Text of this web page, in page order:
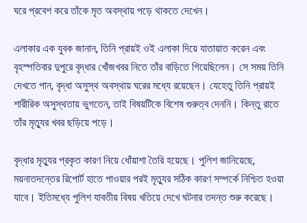
ঘরে প্রবেশ করে তাঁকে মৃত অবস্থায় পড়ে থাকতে দেখেন।
এলাকার এক যুবক জানান, তিনি প্রায়ই ওই এলাকা দিয়ে যাতায়াত করেন এবং
বৃহস্পতিবার দুপুরে বৃদ্ধার খোঁজখবর নিতে তাঁর বাড়িতে গিয়েছিলেন। সে সময় তিনি
দেখতে পান, বৃদ্ধা অসুস্থ অবস্থায় ঘরের মধ্যে রয়েছেন। যেহেতু তিনি প্রায়ই
শারীরিক অসুস্থতায় ভুগতেন, তাই বিষয়টিকে বিশেষ গুরুত্ব দেননি। কিন্তু রাতে
তাঁর মৃত্যুর খবর ছড়িয়ে পড়ে।
বৃদ্ধার মৃত্যুর প্রকৃত কারণ নিয়ে ধোঁয়াশা তৈরি হয়েছে। পুলিশ জানিয়েছে,
ময়নাতদন্তের রিপোর্ট হাতে পাওয়ার পরই মৃত্যুর সঠিক কারণ সম্পর্কে নিশ্চিত হওয়া
যাবে। ইতিমধ্যে পুলিশ যাবতীয় বিষয় খতিয়ে দেখে ঘটনার তদন্ত শুরু করেছে।